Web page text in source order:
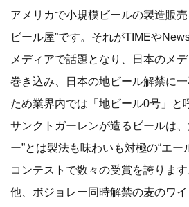
アメリカで小規模ビールの製造販
ビール屋”です。それがTIMEや
メディアで話題となり、日本のメ
巻き込み、日本の地ビール解禁に
ため業界内では「地ビール0号」と
サンクトガーレンが造るビールは
ー”とは製法も味わいも対極の“エー
コンテストで数々の受賞を誇りま
他、ボジョレー同時解禁の麦のワ